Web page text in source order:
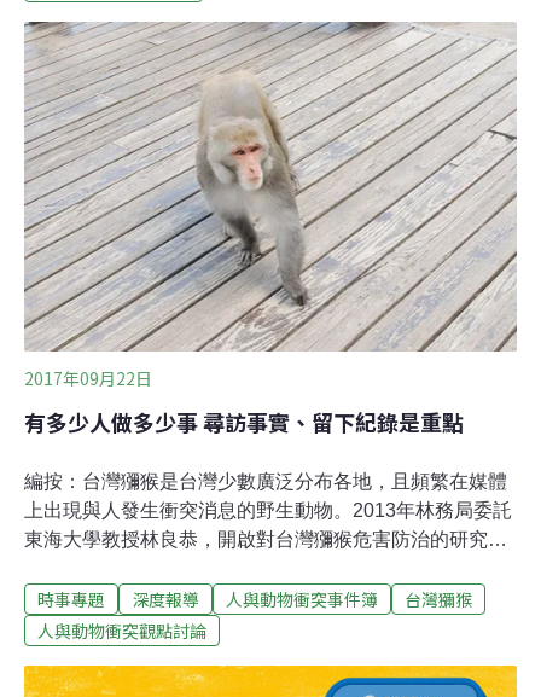
法經營旅館後，渡假村三至六區停業至今。補作的環評今
日通過審查後，後續補完相關程序，將可重啟旅館業經
營。根據業者報告，悠活全區將設置410個房間、最高提
供1100人住宿。屏東環盟理事洪輝祥說，悠活停業三年期
間，好不容易萬里桐海域得以稍微休養生息，還來不及了
解珊瑚所受影響和復育情況下，屏東縣政府卻又火速通過
環評，讓萬里桐海域的珍貴珊瑚再度陷入險境。「萬里桐
的珊瑚是台灣、更是世界的珍貴資產，不應為了一個開發
案而消失！」
2017年09月22日
有多少人做多少事 尋訪事實、留下紀錄是重點
編按：台灣獼猴是台灣少數廣泛分布各地，且頻繁在媒體
上出現與人發生衝突消息的野生動物。2013年林務局委託
東海大學教授林良恭，開啟對台灣獼猴危害防治的研究計
架設電圍網防治猴害。應對人猴衝突，還能有什麼想像？
本報專訪林良恭，分享其對人猴衝突議題的觀點，以及近
與人的關係，尤其衝突[1]情形，在國際上常是由學界、行
時事專題 深度報導 人與動物衝突事件簿
台灣獼猴
人與動物衝突觀點討論